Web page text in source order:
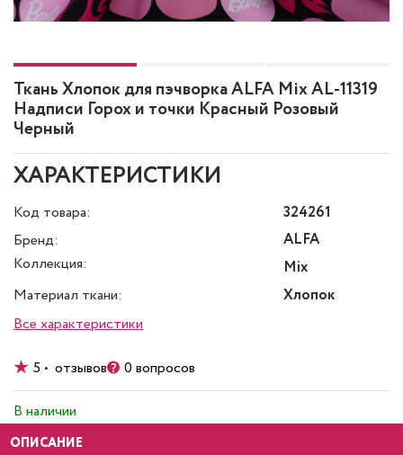
Ткань Хлопок для пэчворка ALFA Mix AL-11319
Надписи Горох и точки Красный Розовый
Черный
ХАРАКТЕРИСТИКИ
Код товара:
324261
Бренд:
ALFA
Коллекция:
Mix
Материал ткани:
Хлопок
Все характеристики
5 • отзывов 0 вопросов
В наличии
ОПИСАНИЕ